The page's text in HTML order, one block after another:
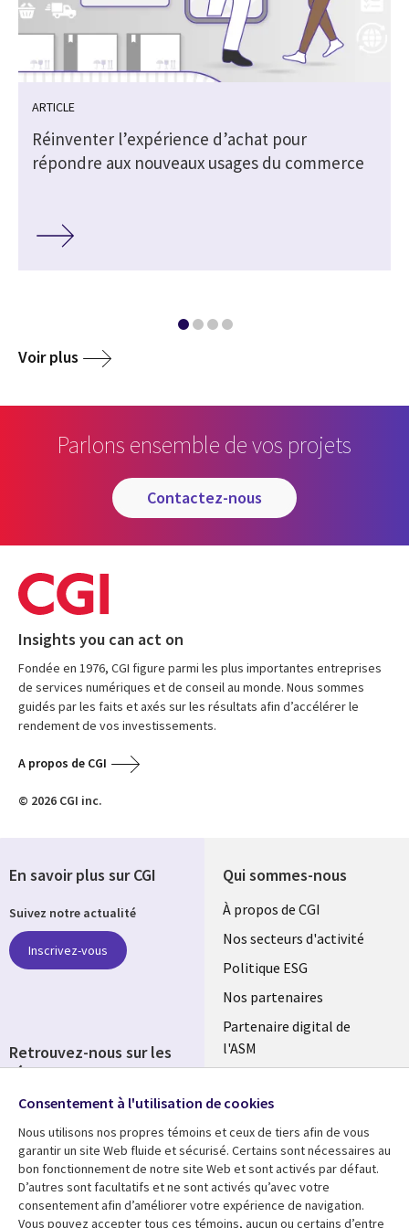
ARTICLE
Réinventer l’expérience d’achat pour
répondre aux nouveaux usages du commerce
Voir plus
Parlons ensemble de vos projets
contactez-nous
Insights you can act on
Fondée en 1976, CGI figure parmi les plus importantes entreprises
de services numériques et de conseil au monde. Nous sommes
guidés par les faits et axés sur les résultats afin d’accélérer le
rendement de vos investissements.
A propos de CGI
© 2026 CGI inc.
Qui sommes-nous
Useful
links
FRANCE
À propos de CGI
Nos secteurs d'activité
Politique ESG
Nos partenaires
Partenaire digital de
l'ASM
Fusions
Ressources
Library
Articles
Support
Legal
Accessibilité
En savoir plus sur CGI
Suivez notre actualité
Inscrivez-vous
Retrouvez-nous sur les
réseaux
Social
Media
FRANCE
Consentement à l'utilisation de cookies
Nous utilisons nos propres témoins et ceux de tiers afin de vous
garantir un site Web fluide et sécurisé. Certains sont nécessaires au
bon fonctionnement de notre site Web et sont activés par défaut.
D’autres sont facultatifs et ne sont activés qu’avec votre
consentement afin d’améliorer votre expérience de navigation.
Vous pouvez accepter tous ces témoins, aucun ou certains d’entre